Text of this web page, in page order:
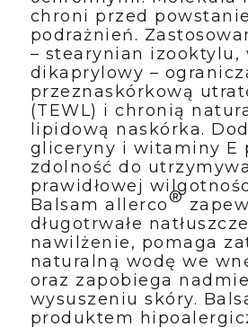
chroni przed
podrażnień.
– stearynian izooktylu,
dikaprylowy –
przeznaskórkową
(TEWL) i chronią
lipidową naskórka.
gliceryny i witaminy E
zdolność do
prawidłowej
Balsam allerco®
długotrwałe
nawilżenie, pomaga
naturalną wodę we
oraz zapobiega
wysuszeniu skóry.
produktem